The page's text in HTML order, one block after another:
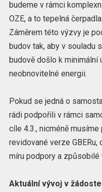
budeme v rámci
OZE, a to tepelná čerpadla
Záměrem této výzvy je
budov tak, aby v souladu
budově došlo k minimální
neobnovitelné energii.
Pokud se jedná o
rádi podpořili v rámci
cíle 4.3., nicméně
revidované verze
míru podpory a způsobilé
Aktuální vývoj v